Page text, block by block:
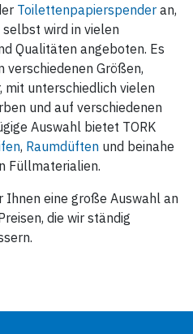
Toilettenpapierspender an,
wird in vielen
Qualitäten angeboten. Es
verschiedenen Größen,
mit unterschiedlich vielen
und auf verschiedenen
Auswahl bietet TORK
, Raumdüften und beinahe
Füllmaterialien.
Ihnen eine große Auswahl an
die wir ständig